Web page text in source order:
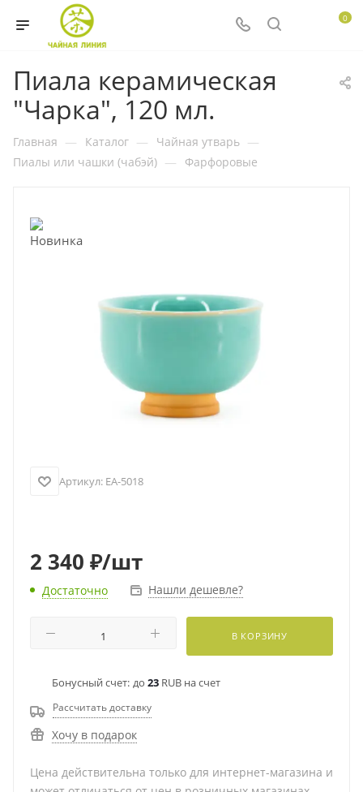
0
Пиала керамическая
"Чарка", 120 мл.
Главная — Каталог — Чайная утварь —
Пиалы или чашки (чабэй) — Фарфоровые
Артикул: EA-5018
2 340 ₽/шт
Достаточно Нашли дешевле?
В КОРЗИНУ
Бонусный счет: до 23 RUB на счет
Рассчитать доставку
Хочу в подарок
Цена действительна только для интернет-магазина и